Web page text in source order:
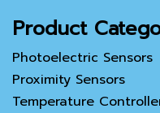
Product
Photoelectric Sensors
Proximity Sensors
Temperature